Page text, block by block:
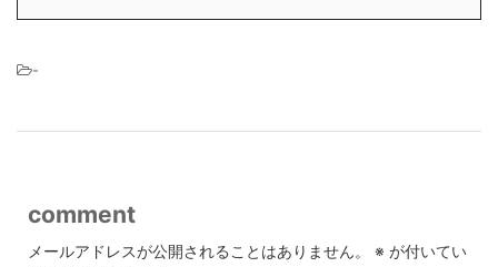
-
comment
メールアドレスが公開されることはありません。 ※ が付いてい